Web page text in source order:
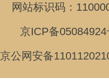
网站标识码：
京ICP备
京公网安备